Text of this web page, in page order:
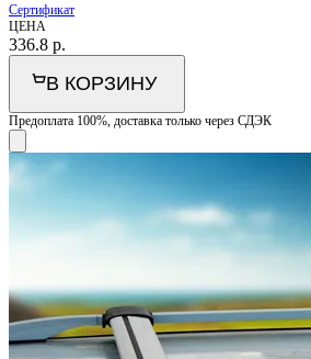
Сертификат
ЦЕНА
336.8 р.
В КОРЗИНУ
Предоплата 100%, доставка только через СДЭК